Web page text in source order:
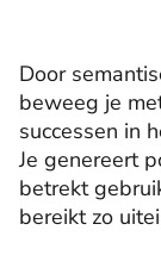
Door
beweeg je
successen in
Je genereert
betrekt
bereikt zo